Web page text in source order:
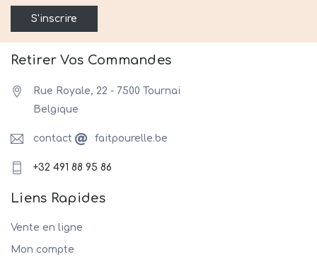
S'inscrire
Retirer Vos Commandes
Rue Royale, 22 - 7500 Tournai
Belgique
contact faitpourelle.be
+32 491 88 95 86
Liens Rapides
Vente en ligne
Mon compte